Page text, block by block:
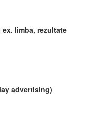
limba, rezultate
advertising)